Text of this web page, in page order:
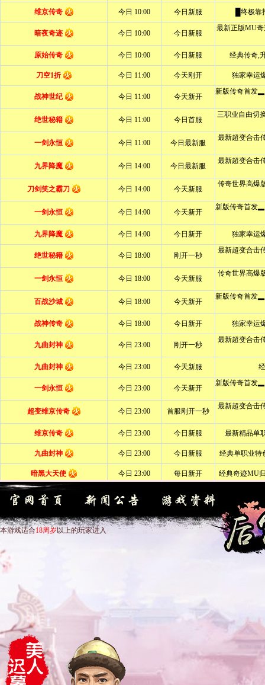
本游戏适合18周岁以上的玩家进入